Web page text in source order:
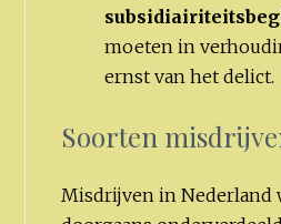
moeten in
ernst van het delict.
Soorten
Misdrijven in Nederland